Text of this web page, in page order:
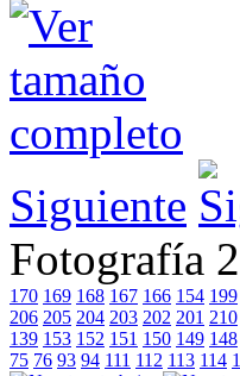
Siguiente
Fotografía
170 169 168 167 166 154 199
206 205 204 203 202 201 210
139 153 152 151 150 149 148
75 76 93 94 111 112 113 114